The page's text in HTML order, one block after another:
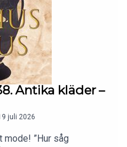
Antika kläder –
juli 2026
mode! ”Hur såg